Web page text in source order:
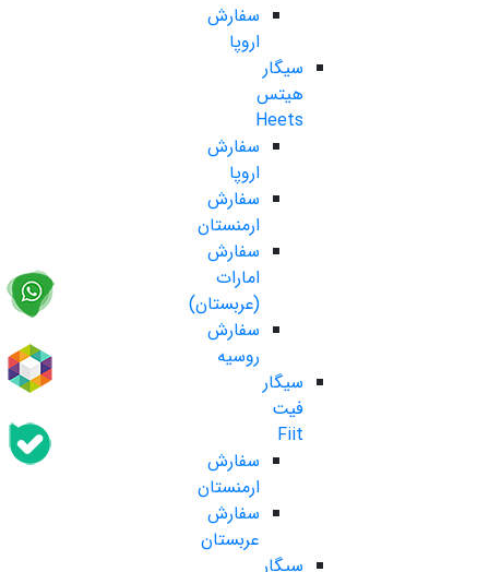
سفارش
اروپا
سیگار
هیتس
Heets
سفارش
اروپا
سفارش
ارمنستان
سفارش
امارات
(عربستان)
سفارش
روسیه
سیگار
فیت
Fiit
سفارش
ارمنستان
سفارش
عربستان
سیگار